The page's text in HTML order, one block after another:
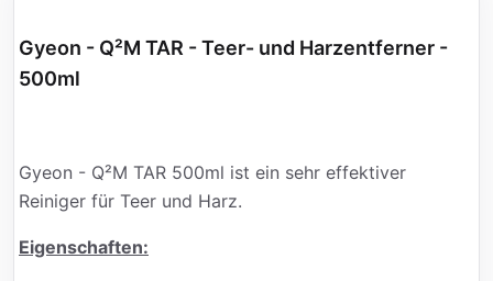
Gyeon - Q²M TAR - Teer- und Harzentferner -
500ml
Gyeon - Q²M TAR 500ml ist ein sehr effektiver
Reiniger für Teer und Harz.
Eigenschaften: